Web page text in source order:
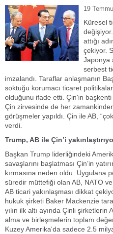
19
Küresel
attığı
çekiyor.
Japonya
serbest
imzalandı. Taraflar anlaşmanın
soktuğu korumacı ticaret
olduğunu ifade etti. Çin'in başkenti
Çin zirvesinde de her
görüşmeler yapıldı. Çin ile AB,
verdi.
Trump, AB ile Çin’i
Başkan Trump liderliğindeki
savaşlarını başlatması Çin’in
kırmasına neden oldu. Uygulana
süredir müttefiği olan AB, NATO
AB ticari yakınlaşması dikkat
hukuk şirketi Baker Mackenzie
yılın ilk altı ayında Çinli
alma ve birleşmelerin toplam
Kuzey Amerika'da sadece 2.5